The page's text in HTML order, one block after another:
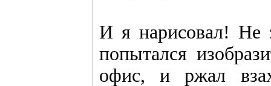
И я нарисовал! Не
попытался
офис, и ржал